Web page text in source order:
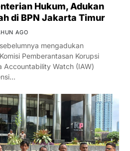
Hukum, Adukan
di BPN Jakarta Timur
AGO
mengadukan
Pemberantasan Korupsi
Accountability Watch (IAW)